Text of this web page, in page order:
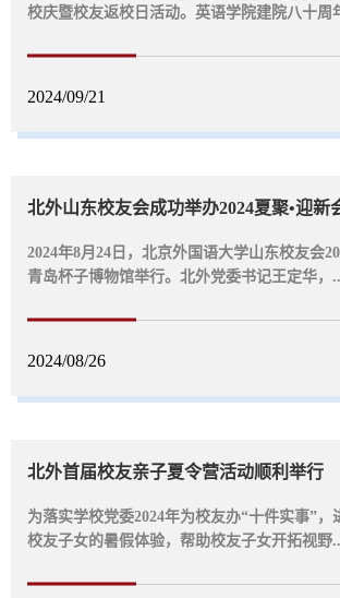
校庆暨校友返校日活动。英语学院建院八十周
2024/09/21
北外山东校友会成功举办2024夏聚•迎新
2024年8月24日，北京外国语大学山东校友会
青岛杯子博物馆举行。北外党委书记王定华，
2024/08/26
北外首届校友亲子夏令营活动顺利举行
为落实学校党委2024年为校友办“十件实事”，
校友子女的暑假体验，帮助校友子女开拓视野